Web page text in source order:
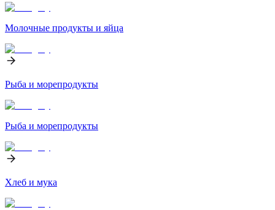
Молочные продукты и яйца
Рыба и морепродукты
Рыба и морепродукты
Хлеб и мука